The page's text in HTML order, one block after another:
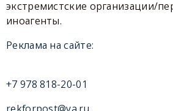
экстремистские организации/
иноагенты.
Реклама на сайте:
+7 978 818-20-01
rekforpost@ya.ru